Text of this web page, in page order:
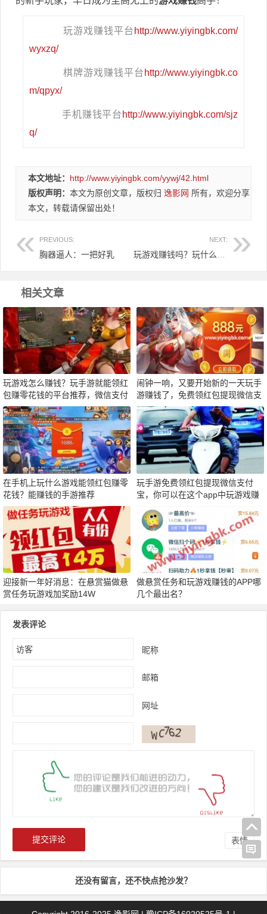
玩游戏赚钱平台 http://www.yiyingbk.com/
wyxzq/
棋牌游戏赚钱平台 http://www.yiyingbk.co
m/qpyx/
手机赚钱平台 http://www.yiyingbk.com/sjz
q/
本文地址： http://www.yiyingbk.com/yywj/42.html
版权声明： 本文为原创文章，版权归 逸影网 所有，欢迎分享
本文，转载请保留出处！
PREVIOUS:
胸器逼人：一把好乳
NEXT:
相关文章
玩游戏怎么赚钱？玩手游就能领红
包赚零花钱的平台推荐，微信支付
宝秒到
闹钟一响，又要开始新的一天玩手
游赚钱了，免费领红包提现微信支
付宝极速支付
在手机上玩什么游戏能领红包赚零
花钱？能赚钱的手游推荐
玩手游免费领红包提现微信支付
宝，你可以在这个app中玩游戏赚
迎接新一年好消息：在悬赏猫做悬
赏任务玩游戏加奖励14W
做悬赏任务和玩游戏赚钱的APP哪
几个最出名？
发表评论
昵称
邮箱
网址
表情
还没有留言，还不快点抢沙发？